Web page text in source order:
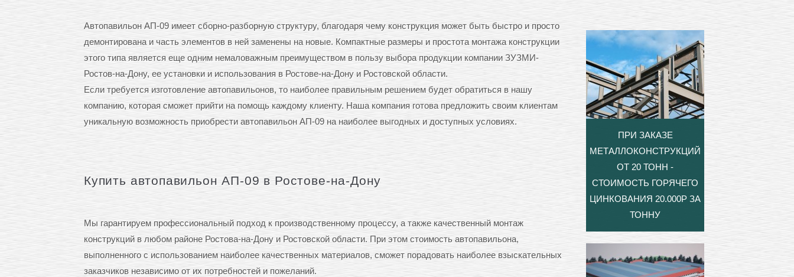
Автопавильон АП-09 имеет сборно-разборную структуру, благодаря чему конструкция может быть быстро и просто
демонтирована и часть элементов в ней заменены на новые. Компактные размеры и простота монтажа конструкции
этого типа является еще одним немаловажным преимуществом в пользу выбора продукции компании ЗУЗМИ-
Ростов-на-Дону, ее установки и использования в Ростове-на-Дону и Ростовской области.
Если требуется изготовление автопавильонов, то наиболее правильным решением будет обратиться в нашу
компанию, которая сможет прийти на помощь каждому клиенту. Наша компания готова предложить своим клиентам
уникальную возможность приобрести автопавильон АП-09 на наиболее выгодных и доступных условиях.
Купить автопавильон АП-09 в Ростове-на-Дону
Мы гарантируем профессиональный подход к производственному процессу, а также качественный монтаж
конструкций в любом районе Ростова-на-Дону и Ростовской области. При этом стоимость автопавильона,
выполненного с использованием наиболее качественных материалов, сможет порадовать наиболее взыскательных
заказчиков независимо от их потребностей и пожеланий.
ПРИ ЗАКАЗЕ
МЕТАЛЛОКОНСТРУКЦИЙ
ОТ 20 ТОНН -
СТОИМОСТЬ ГОРЯЧЕГО
ЦИНКОВАНИЯ 20.000Р ЗА
ТОННУ